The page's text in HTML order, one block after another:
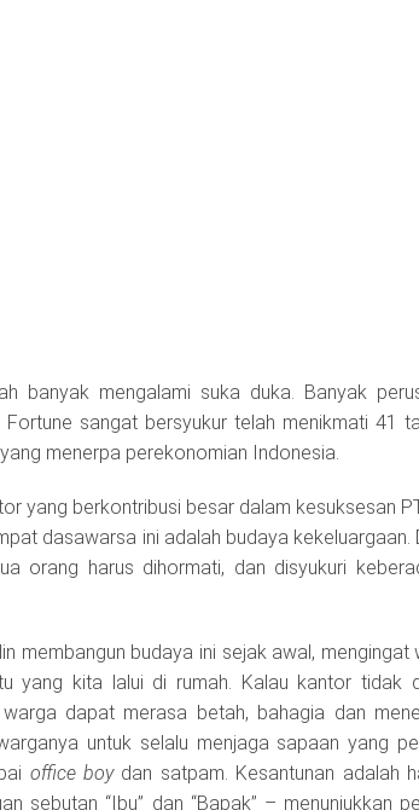
banyak mengalami suka duka. Banyak
Fortune sangat bersyukur telah menikmati 41
menerpa perekonomian Indonesia.
yang berkontribusi besar dalam kesuksesan
dasawarsa ini adalah budaya
orang harus dihormati, dan disyukuri
membangun budaya ini sejak awal,
yang kita lalui di rumah. Kalau kantor tidak
dapat merasa betah, bahagia dan
untuk selalu menjaga sapaan yang
office boydan satpam. Kesantunan adalah
sebutan “Ibu” dan “Bapak” – menunjukkan